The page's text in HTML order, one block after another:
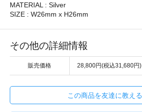
MATERIAL : Silver
SIZE : W26mm x H26mm
その他の詳細情報
販売価格 28,800円(税込31,680円)
この商品を友達に教える